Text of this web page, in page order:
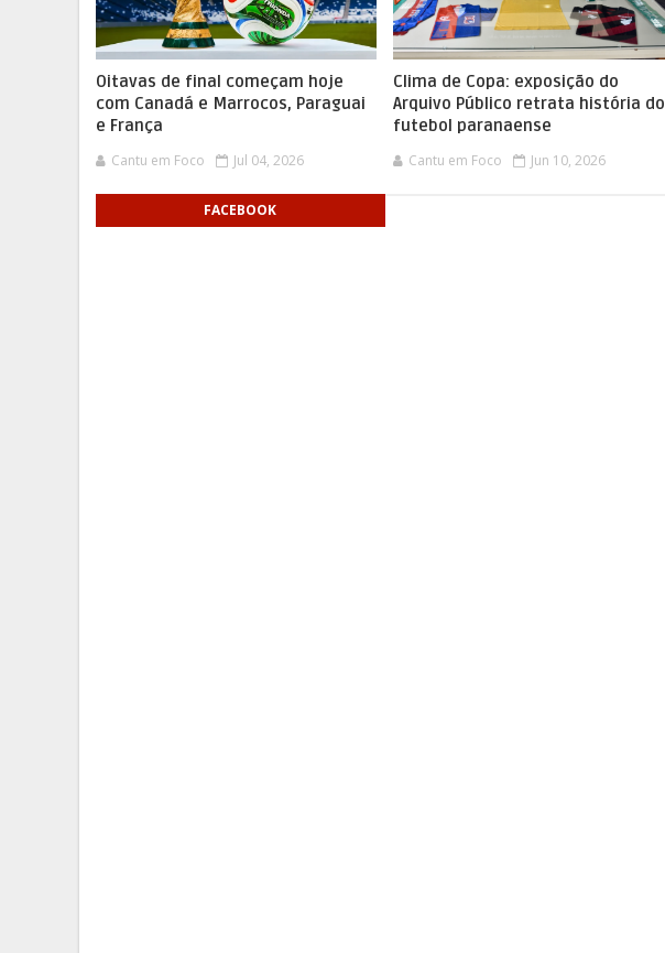
Oitavas de final começam hoje
com Canadá e Marrocos, Paraguai
e França
Cantu em Foco Jul 04, 2026
Clima de Copa: exposição do
Arquivo Público retrata história do
futebol paranaense
Cantu em Foco Jun 10, 2026
FACEBOOK